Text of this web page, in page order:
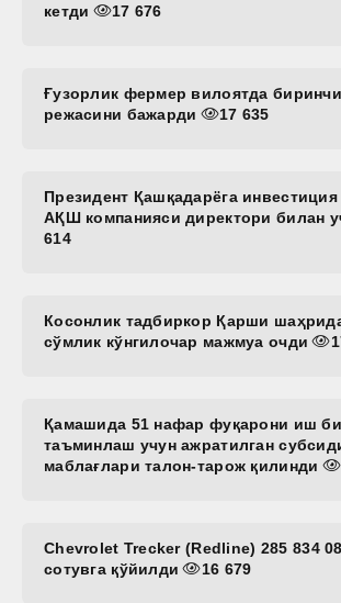
кетди
17 676
Ғузорлик фермер вилоятда
режасини бажарди
17 635
Президент Қашқадарёга инвестиция
АҚШ компанияси директори билан
614
Косонлик тадбиркор Қарши
сўмлик кўнгилочар мажмуа очди
Қамашида 51 нафар фуқарони иш
таъминлаш учун ажратилган
маблағлари талон-тарож қилинди
Chevrolet Trecker (Redline) 285 834
сотувга қўйилди
16 679